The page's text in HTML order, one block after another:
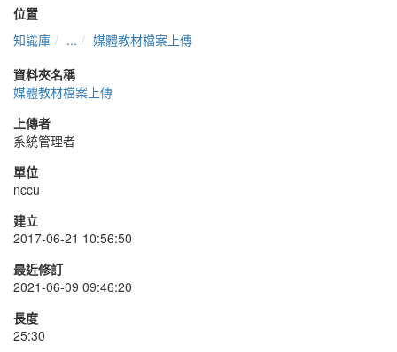
位置
知識庫
...
媒體教材檔案上傳
資料夾名稱
媒體教材檔案上傳
上傳者
系統管理者
單位
nccu
建立
2017-06-21 10:56:50
最近修訂
2021-06-09 09:46:20
長度
25:30